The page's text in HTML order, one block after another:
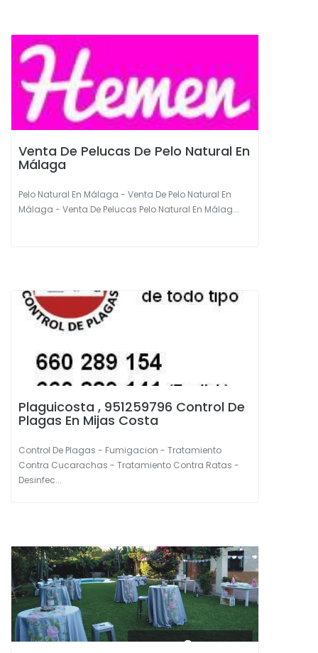
Venta De Pelucas De Pelo Natural En
Málaga
Pelo Natural En Málaga - Venta De Pelo Natural En
Málaga - Venta De Pelucas Pelo Natural En Málag...
Plaguicosta , 951259796 Control De
Plagas En Mijas Costa
Control De Plagas - Fumigacion - Tratamiento
Contra Cucarachas - Tratamiento Contra Ratas -
Desinfec...